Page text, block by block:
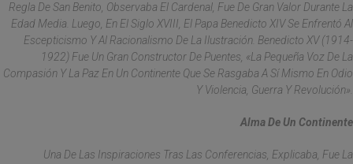
Regla De San Benito, Observaba El Cardenal, Fue De Gran Valor Durante La
Edad Media. Luego, En El Siglo XVIII, El Papa Benedicto XIV Se Enfrentó Al
Escepticismo Y Al Racionalismo De La Ilustración. Benedicto XV (1914-
1922) Fue Un Gran Constructor De Puentes, «la Pequeña Voz De La
Compasión Y La Paz En Un Continente Que Se Rasgaba A Sí Mismo En Odio
Y Violencia, Guerra Y Revolución».
Alma De Un Continente
Una De Las Inspiraciones Tras Las Conferencias, Explicaba, Fue La